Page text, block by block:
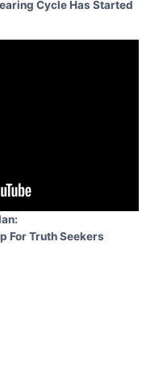
Cycle Has Started
For Truth Seekers